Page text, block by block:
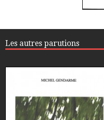
Les autres parutions